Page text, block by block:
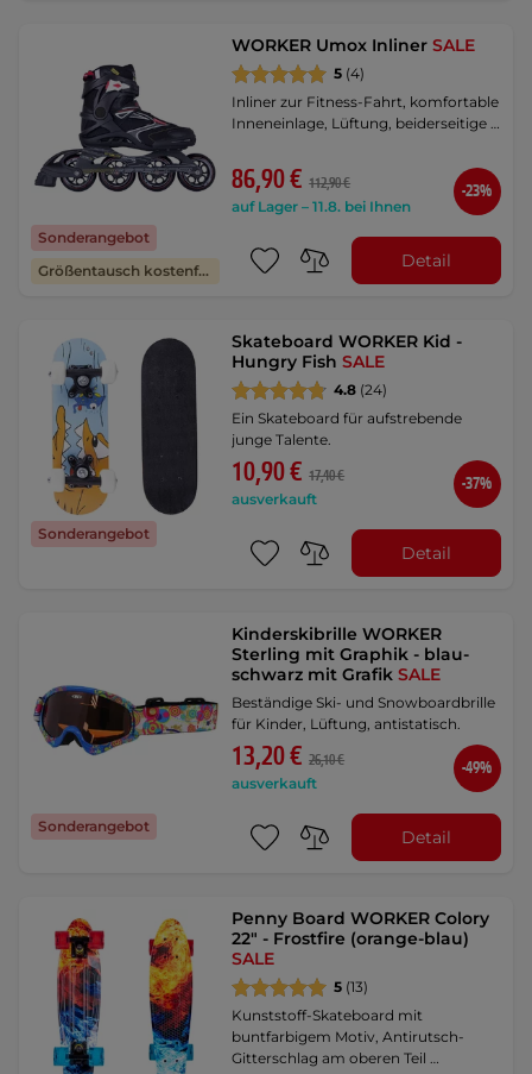
Sonderangebot
Größentausch kostenfrei
WORKER Umox InlinerSALE
5 (4)
Inliner zur Fitness-Fahrt, komfortable
Inneneinlage, Lüftung, beiderseitige …
86,90 € 112,90 €
auf Lager – 11.8. bei Ihnen
-23%
Detail
Sonderangebot
Skateboard WORKER Kid -
Hungry FishSALE
4.8 (24)
Ein Skateboard für aufstrebende
junge Talente.
10,90 € 17,40 €
ausverkauft
-37%
Detail
Sonderangebot
Kinderskibrille WORKER
Sterling mit Graphik - blau-
schwarz mit GrafikSALE
Beständige Ski- und Snowboardbrille
für Kinder, Lüftung, antistatisch.
13,20 € 26,10 €
ausverkauft
-49%
Detail
Penny Board WORKER Colory
22" - Frostfire (orange-blau)
SALE
5 (13)
Kunststoff-Skateboard mit
buntfarbigem Motiv, Antirutsch-
Gitterschlag am oberen Teil …